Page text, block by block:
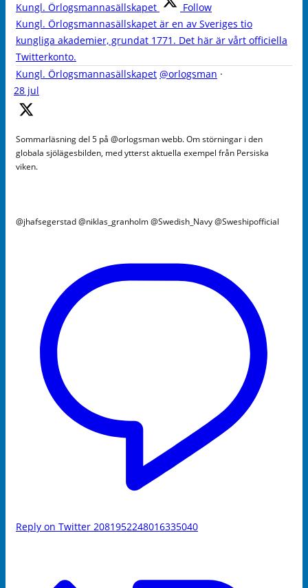
Kungl. Örlogsmannasällskapet
Follow
Kungl. Örlogsmannasällskapet är en av Sveriges tio
kungliga akademier, grundat 1771. Det här är vårt officiella
Twitterkonto.
Kungl. Örlogsmannasällskapet @orlogsman ·
28 jul
Sommarläsning del 5 på @orlogsman webb. Om störningar i den
globala sjölägesbilden, med ytterst aktuella exempel från Persiska
viken.
@jhafsegerstad @niklas_granholm @Swedish_Navy @Sweshipofficial
Reply on Twitter 2081952248016335040